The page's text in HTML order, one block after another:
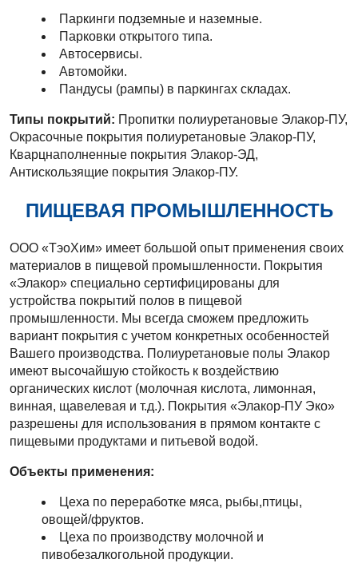
Паркинги подземные и наземные.
Парковки открытого типа.
Автосервисы.
Автомойки.
Пандусы (рампы) в паркингах складах.
Типы покрытий: Пропитки полиуретановые Элакор-ПУ,
Окрасочные покрытия полиуретановые Элакор-ПУ,
Кварцнаполненные покрытия Элакор-ЭД,
Антискользящие покрытия Элакор-ПУ.
ПИЩЕВАЯ ПРОМЫШЛЕННОСТЬ
ООО «ТэоХим» имеет большой опыт применения своих
материалов в пищевой промышленности. Покрытия
«Элакор» специально сертифицированы для
устройства покрытий полов в пищевой
промышленности. Мы всегда сможем предложить
вариант покрытия с учетом конкретных особенностей
Вашего производства. Полиуретановые полы Элакор
имеют высочайшую стойкость к воздействию
органических кислот (молочная кислота, лимонная,
винная, щавелевая и т.д.). Покрытия «Элакор-ПУ Эко»
разрешены для использования в прямом контакте с
пищевыми продуктами и питьевой водой.
Объекты применения:
Цеха по переработке мяса, рыбы,птицы,
овощей/фруктов.
Цеха по производству молочной и
пивобезалкогольной продукции.